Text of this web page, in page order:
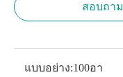
สอบถาม
แบบอย่าง:100อา